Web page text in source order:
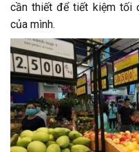
cần thiết để tiết kiệm tối
của mình.